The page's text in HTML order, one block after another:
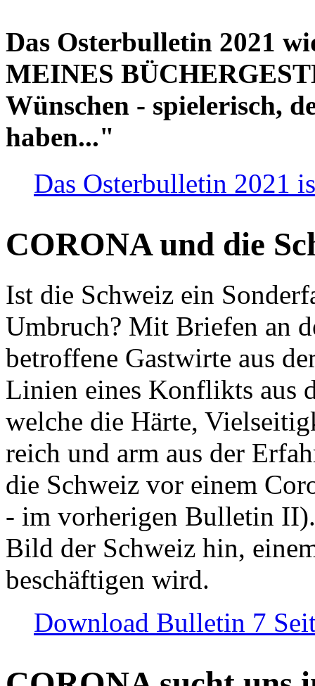
Das Osterbulletin 2021
MEINES
Wünschen - spielerisch,
haben..."
Das Osterbulletin 2021
CORONA und die
Ist die Schweiz ein
Umbruch? Mit Briefen an
betroffene Gastwirte aus
Linien eines Konflikts aus
welche die Härte,
reich und arm aus der
die Schweiz vor einem
- im vorherigen Bulletin
Bild der Schweiz hin,
beschäftigen wird.
Download Bulletin 7